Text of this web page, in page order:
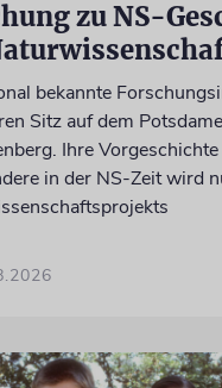
zu NS-
bekannte
Sitz auf dem
Ihre Vorgeschichte
in der NS-Zeit wird